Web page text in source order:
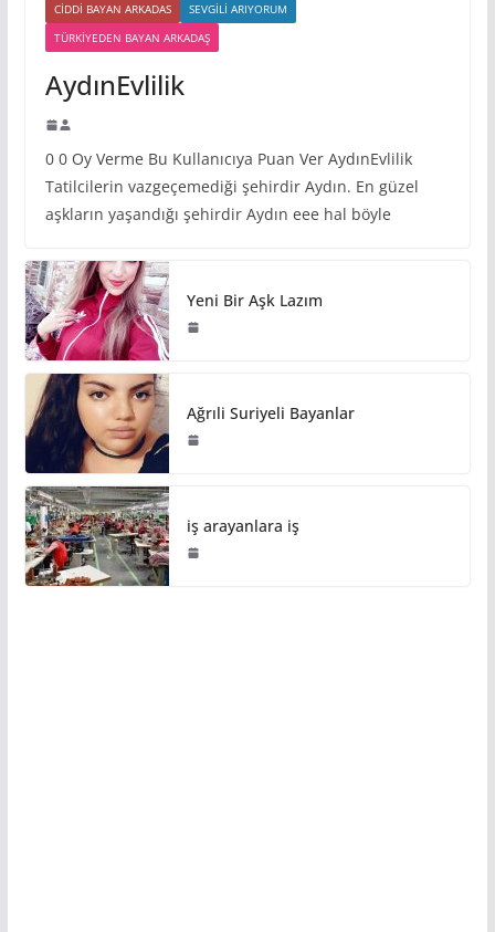
CIDDI BAYAN ARKADAS
SEVGILI ARIYORUM
TÜRKIYEDEN BAYAN ARKADAŞ
AydınEvlilik
0 0 Oy Verme Bu Kullanıcıya Puan Ver AydınEvlilik
Tatilcilerin vazgeçemediği şehirdir Aydın. En güzel
aşkların yaşandığı şehirdir Aydın eee hal böyle
Yeni Bir Aşk Lazım
Ağrıli Suriyeli Bayanlar
iş arayanlara iş